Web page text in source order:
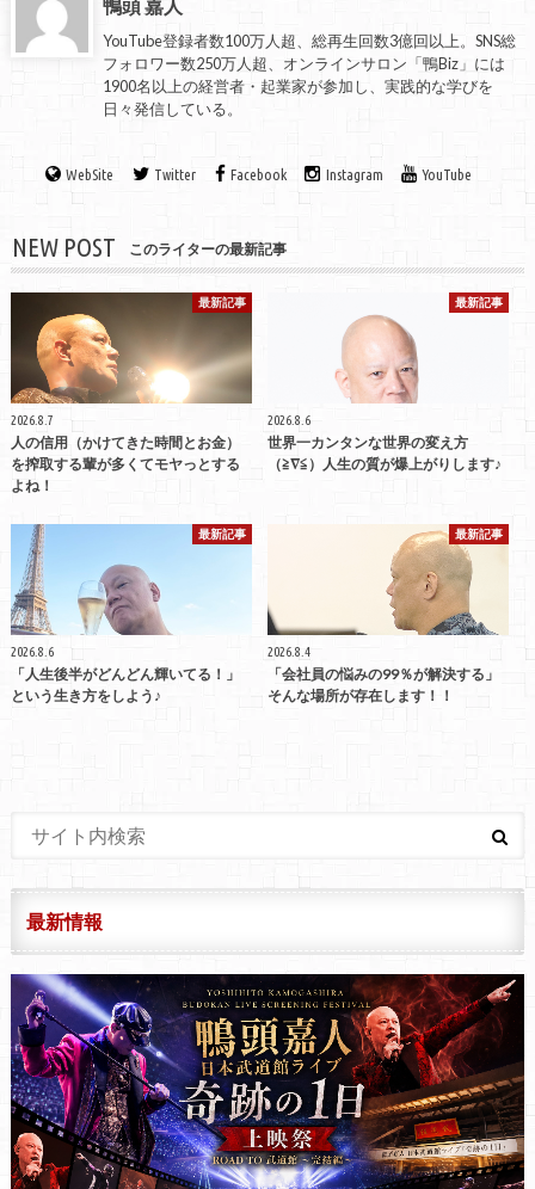
鴨頭 嘉人
YouTube登録者数100万人超、総再生回数3億回以上。SNS総
フォロワー数250万人超、オンラインサロン「鴨Biz」には
1900名以上の経営者・起業家が参加し、実践的な学びを
日々発信している。
WebSite Twitter Facebook Instagram YouTube
NEW POST このライターの最新記事
最新記事
2026.8.7
人の信用（かけてきた時間とお金）
を搾取する輩が多くてモヤっとする
よね！
最新記事
2026.8.6
世界一カンタンな世界の変え方
（≧∇≦）人生の質が爆上がりします♪
最新記事
2026.8.6
「人生後半がどんどん輝いてる！」
という生き方をしよう♪
最新記事
2026.8.4
「会社員の悩みの99％が解決する」
そんな場所が存在します！！
最新情報